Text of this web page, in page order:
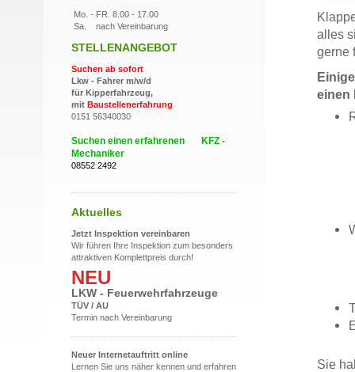
Mo. - FR. 8.00 - 17.00
Sa. nach Vereinbarung
STELLENANGEBOT
Suchen ab sofort
Lkw - Fahrer m/w/d
für Kipperfahrzeug,
mit Baustellenerfahrung
0151 56340030
Suchen einen erfahrenen KFZ -
Mechaniker
08552 2492
Aktuelles
Jetzt Inspektion vereinbaren
Wir führen Ihre Inspektion zum besonders
attraktiven Komplettpreis durch!
NEU
LKW - Feuerwehrfahrzeuge
TÜV / AU
Termin nach Vereinbarung
Neuer Internetauftritt online
Lernen Sie uns näher kennen und erfahren
alles
gerne
einen
Sie